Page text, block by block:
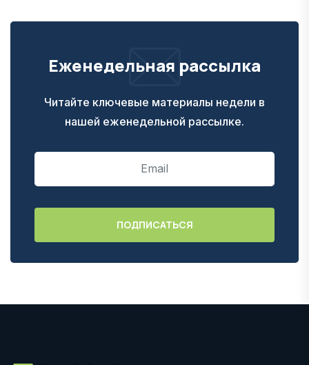
Еженедельная рассылка
Читайте ключевые материалы недели в
нашей еженедельной рассылке.